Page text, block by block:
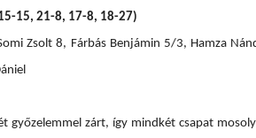
15, 21-8, 17-8, 18-27)
Zsolt 8, Fárbás Benjámin 5/3, Hamza
győzelemmel zárt, így mindkét csapat